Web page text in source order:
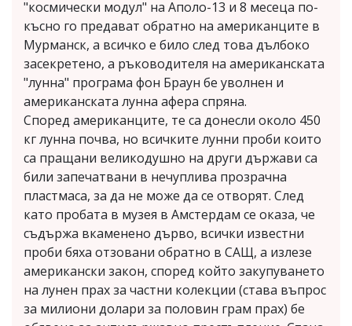
"космически модул" на Аполо-13 и 8 месеца по-
късно го предават обратно на американците в
Мурманск, а всичко е било след това дълбоко
засекретено, а ръководителя на американската
"лунна" програма фон Браун бе уволнен и
американската лунна афера спряна.
Според американците, те са донесли около 450
кг лунна почва, но всичките лунни проби които
са пращани великодушно на други държави са
били запечатвани в нечуплива прозрачна
пластмаса, за да не може да се отворят. След
като пробата в музея в Амстердам се оказа, че
съдържа вкаменено дърво, всички известни
проби бяха отзовани обратно в САЩ, а излезе
американски закон, според който закупуването
на лунен прах за частни колекции (става въпрос
за милиони долари за половин грам прах) бе